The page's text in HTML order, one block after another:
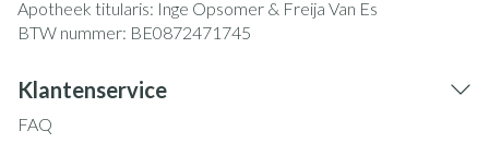
Apotheek titularis: Inge Opsomer & Freija Van Es
BTW nummer: BE0872471745
Klantenservice
FAQ